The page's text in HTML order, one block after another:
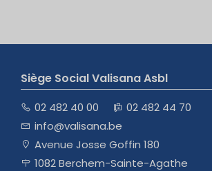
Siège Social Valisana Asbl
02 482 40 00
02 482 44 70
info@valisana.be
Avenue Josse Goffin 180
1082 Berchem-Sainte-Agathe